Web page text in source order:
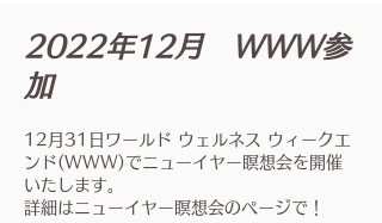
2022年12月 WWW参
加
12月31日ワールド ウェルネス ウィークエ
ンド(WWW)でニューイヤー瞑想会を開催
いたします。
詳細はニューイヤー瞑想会のページで！